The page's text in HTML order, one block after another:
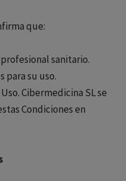
que:
sanitario.
su uso.
Cibermedicina SL se
Condiciones en